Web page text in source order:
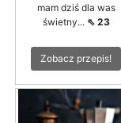
mam dziś dla was
świetny... ⇖ 23
Zobacz przepis!